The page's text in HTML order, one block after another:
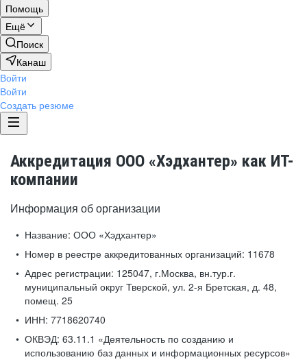
Помощь
Ещё
Поиск
Канаш
Войти
Войти
Создать резюме
Аккредитация ООО «Хэдхантер» как ИТ-
компании
Информация об организации
Название: ООО «Хэдхантер»
Номер в реестре аккредитованных организаций: 11678
Адрес регистрации: 125047, г.Москва, вн.тур.г.
муниципальный округ Тверской, ул. 2-я Бретская, д. 48,
помещ. 25
ИНН: 7718620740
ОКВЭД: 63.11.1 «Деятельность по созданию и
использованию баз данных и информационных ресурсов»